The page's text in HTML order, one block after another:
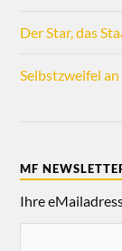
Der Star, das
Selbstzweifel an
MF
Ihre